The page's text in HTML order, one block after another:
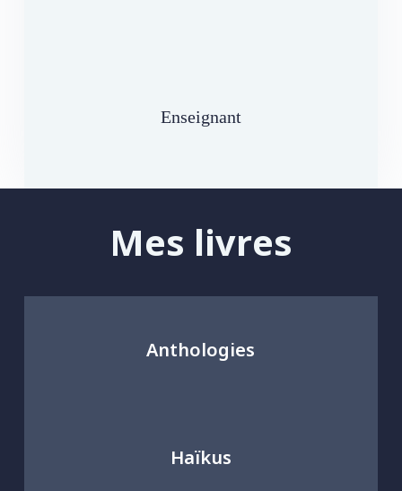
Enseignant
Mes livres
Anthologies
Haïkus